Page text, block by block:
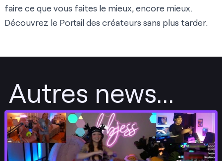
faire ce que vous faites le mieux, encore mieux.
Découvrez le Portail des créateurs sans plus tarder.
Autres news...
Envoyer